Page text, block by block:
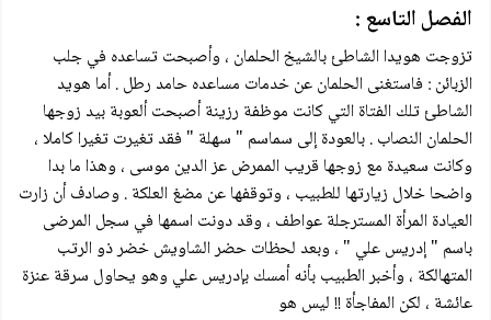
الفصل التاسع :
تزوجت هويدا الشاطئ بالشيخ الحلمان ، وأصبحت تساعده في جلب
الزبائن : فاستغنى الحلمان عن خدمات مساعده حامد رطل . أما هويد
الشاطئ تلك الفتاة التي كانت موظفة رزينة أصبحت ألعوبة بيد زوجها
الحلمان النصاب . بالعودة إلى سماسم " سهلة " فقد تغيرت تغيرا كاملا ،
وكانت سعيدة مع زوجها قريب الممرض عز الدين موسى ، وهذا ما بدا
واضحا خلال زيارتها للطبيب ، وتوقفها عن مضغ العلكة . وصادف أن زارت
العيادة المرأة المسترجلة عواطف ، وقد دونت اسمها في سجل المرضى
باسم " إدريس علي " ، وبعد لحظات حضر الشاويش خضر ذو الرتب
المتهالكة ، وأخبر الطبيب بأنه أمسك بإدريس علي وهو يحاول سرقة عنزة
عائشة ، لكن المفاجأة !! ليس هو